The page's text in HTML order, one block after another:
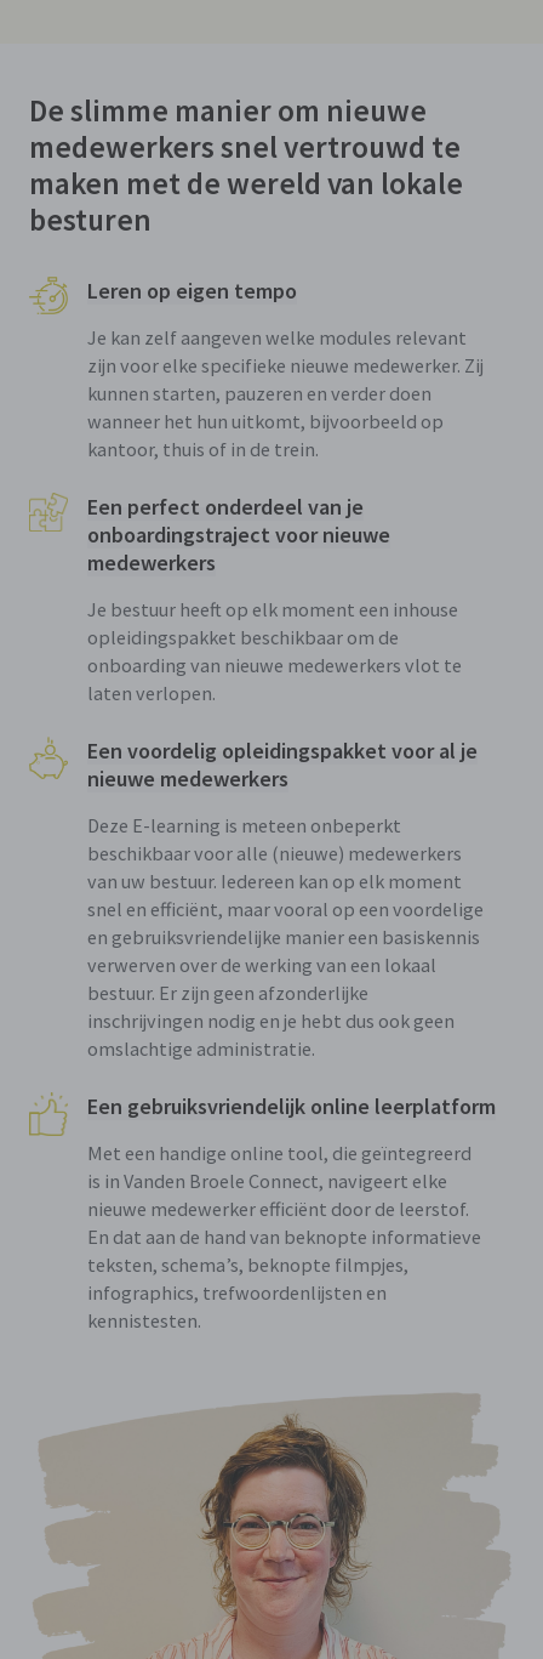
De slimme manier om nieuwe
medewerkers snel vertrouwd te
maken met de wereld van lokale
besturen
Leren op eigen tempo
Je kan zelf aangeven welke modules relevant
zijn voor elke specifieke nieuwe medewerker. Zij
kunnen starten, pauzeren en verder doen
wanneer het hun uitkomt, bijvoorbeeld op
kantoor, thuis of in de trein.
Een perfect onderdeel van je
onboardingstraject voor nieuwe
medewerkers
Je bestuur heeft op elk moment een inhouse
opleidingspakket beschikbaar om de
onboarding van nieuwe medewerkers vlot te
laten verlopen.
Een voordelig opleidingspakket voor al je
nieuwe medewerkers
Deze E-learning is meteen onbeperkt
beschikbaar voor alle (nieuwe) medewerkers
van uw bestuur. Iedereen kan op elk moment
snel en efficiënt, maar vooral op een voordelige
en gebruiksvriendelijke manier een basiskennis
verwerven over de werking van een lokaal
bestuur. Er zijn geen afzonderlijke
inschrijvingen nodig en je hebt dus ook geen
omslachtige administratie.
Een gebruiksvriendelijk online leerplatform
Met een handige online tool, die geïntegreerd
is in Vanden Broele Connect, navigeert elke
nieuwe medewerker efficiënt door de leerstof.
En dat aan de hand van beknopte informatieve
teksten, schema’s, beknopte filmpjes,
infographics, trefwoordenlijsten en
kennistesten.